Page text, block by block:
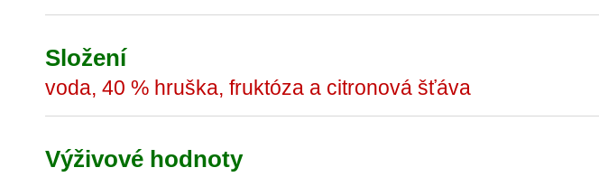
Složení
voda, 40 % hruška, fruktóza a citronová šťáva
Výživové hodnoty